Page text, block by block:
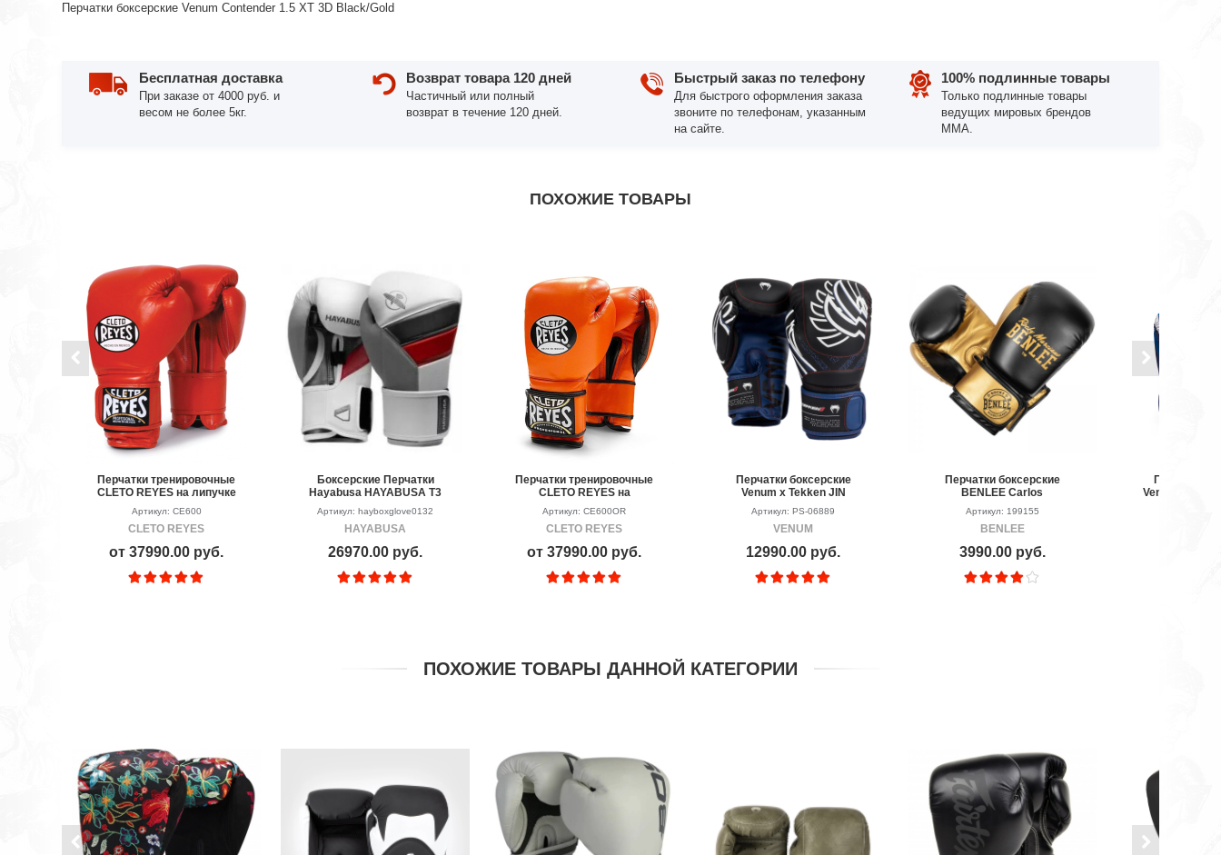
Перчатки боксерские Venum Contender 1.5 XT 3D Black/Gold
Бесплатная доставка
При заказе от 4000 руб. и
весом не более 5кг.
Возврат товара 120 дней
Частичный или полный
возврат в течение 120 дней.
Быстрый заказ по телефону
Для быстрого оформления заказа
звоните по телефонам, указанным
на сайте.
100% подлинные товары
Только подлинные товары
ведущих мировых брендов
ММА.
ПОХОЖИЕ ТОВАРЫ
Перчатки тренировочные
CLETO REYES на липучке
Артикул: CE600
CLETO REYES
от 37990.00 руб.
Боксерские Перчатки
Hayabusa HAYABUSA T3
White-Black-Red
Артикул: hayboxglove0132
HAYABUSA
26970.00 руб.
Перчатки тренировочные
CLETO REYES на
липучке, ORANGE
Артикул: CE600OR
CLETO REYES
от 37990.00 руб.
Перчатки боксерские
Venum x Tekken JIN
Black/White
Артикул: PS-06889
VENUM
12990.00 руб.
Перчатки боксерские
BENLEE Carlos
Артикул: 199155
BENLEE
3990.00 руб.
Перчатки
Venum
ПОХОЖИЕ ТОВАРЫ ДАННОЙ КАТЕГОРИИ